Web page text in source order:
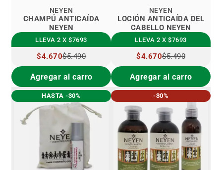
CHAMPÚ ANTICAÍDA
NEYEN
NEYEN
LLEVA 2 X $7693
PRECIO
ESPECIAL
$4.670$5.490
Agregar al carro
LOCIÓN ANTICAÍDA DEL
CABELLO NEYEN
NEYEN
LLEVA 2 X $7693
PRECIO
ESPECIAL
$4.670$5.490
Agregar al carro
HASTA -30% -30%